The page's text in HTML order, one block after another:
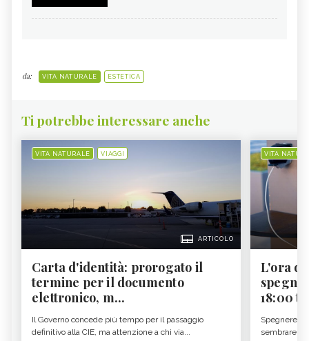
da: VITA NATURALE ESTETICA
Ti potrebbe interessare anche
VITA NATURALE VIAGGI
ARTICOLO
Carta d'identità: prorogato il
termine per il documento
elettronico, m...
Il Governo concede più tempo per il passaggio
definitivo alla CIE, ma attenzione a chi via...
VITA
L'ora
18:00 ti
Spegnere lo
sembrare